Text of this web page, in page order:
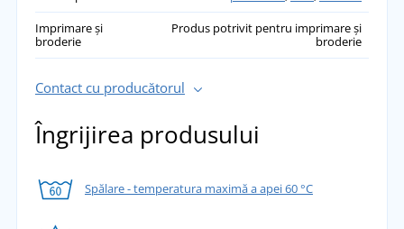
Imprimare și
broderie
Produs potrivit pentru imprimare și
broderie
Contact cu producătorul
Îngrijirea produsului
Spălare - temperatura maximă a apei 60 °C